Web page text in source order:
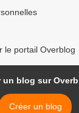
le portail Overblog
un blog sur
Créer un blog